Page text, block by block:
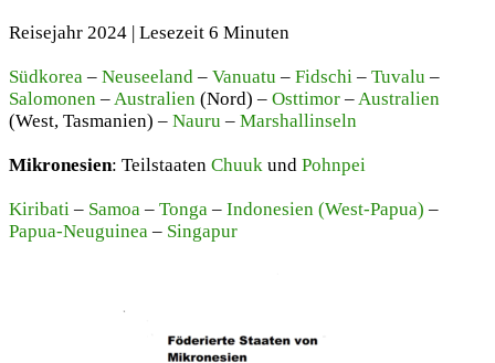
Reisejahr 2024 | Lesezeit 6 Minuten
Südkorea – Neuseeland – Vanuatu – Fidschi – Tuvalu –
Salomonen –Australien (Nord) – Osttimor –Australien
(West, Tasmanien) – Nauru – Marshallinseln
Mikronesien: Teilstaaten Chuuk und Pohnpei
Kiribati – Samoa – Tonga – Indonesien (West-Papua) –
Papua-Neuguinea – Singapur